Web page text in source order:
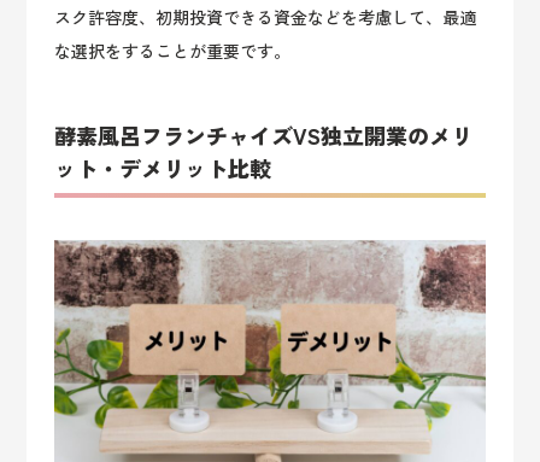
スク許容度、初期投資できる資金などを考慮して、最適
な選択をすることが重要です。
酵素風呂フランチャイズVS独立開業のメリ
ット・デメリット比較